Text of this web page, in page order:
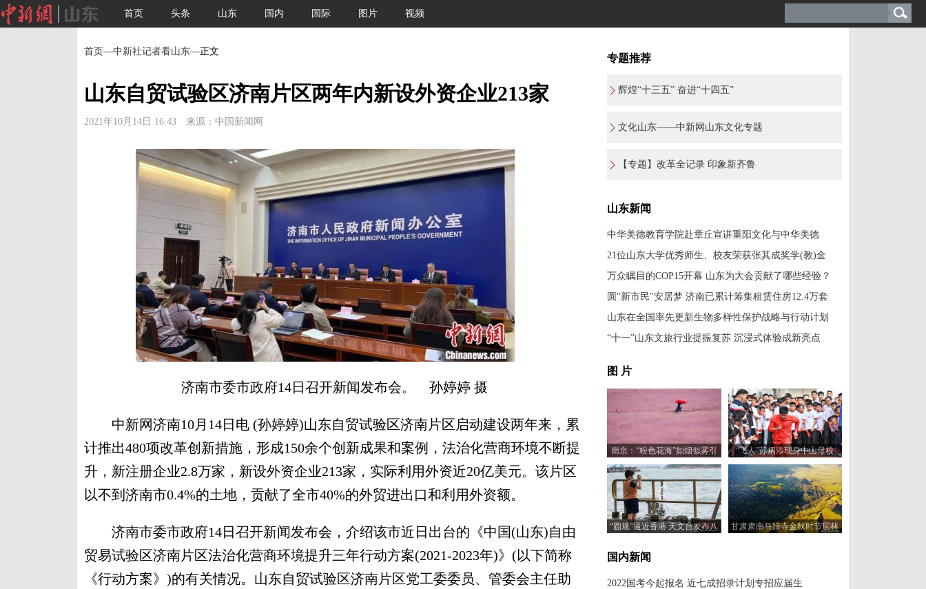
首页 头条 山东 国内 国际 图片 视频
首页—中新社记者看山东—正文
山东自贸试验区济南片区两年内新设外资企业213家
2021年10月14日 16:43 来源：中国新闻网
济南市委市政府14日召开新闻发布会。 孙婷婷 摄
中新网济南10月14日电 (孙婷婷)山东自贸试验区济南片区启动建设两年来，累
计推出480项改革创新措施，形成150余个创新成果和案例，法治化营商环境不断提
升，新注册企业2.8万家，新设外资企业213家，实际利用外资近20亿美元。该片区
以不到济南市0.4%的土地，贡献了全市40%的外贸进出口和利用外资额。
济南市委市政府14日召开新闻发布会，介绍该市近日出台的《中国(山东)自由
贸易试验区济南片区法治化营商环境提升三年行动方案(2021-2023年)》(以下简称
《行动方案》)的有关情况。山东自贸试验区济南片区党工委委员、管委会主任助
专题推荐
辉煌“十三五” 奋进“十四五”
文化山东——中新网山东文化专题
【专题】改革全记录 印象新齐鲁
山东新闻
中华美德教育学院赴章丘宣讲重阳文化与中华美德
21位山东大学优秀师生、校友荣获张其成奖学(教)金
万众瞩目的COP15开幕 山东为大会贡献了哪些经验？
圆"新市民"安居梦 济南已累计筹集租赁住房12.4万套
山东在全国率先更新生物多样性保护战略与行动计划
“十一”山东文旅行业提振复苏 沉浸式体验成新亮点
图 片
南京：“粉色花海”如烟似雾引
客来
“飞人”苏炳添现身中山母校
“圆规”逼近香港 天文台发布八
甘肃肃南马蹄寺金秋时节层林
国内新闻
2022国考今起报名 近七成招录计划专招应届生